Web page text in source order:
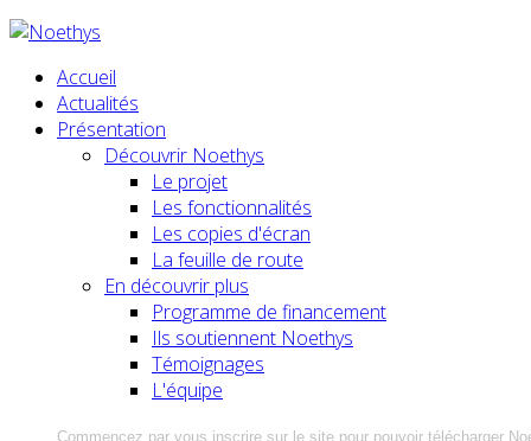
Accueil
Actualités
Présentation
Découvrir Noethys
Le projet
Les fonctionnalités
Les copies d'écran
La feuille de route
En découvrir plus
Programme de financement
Ils soutiennent Noethys
Témoignages
L'équipe
Commencez par vous inscrire sur le site pour pouvoir télécharger